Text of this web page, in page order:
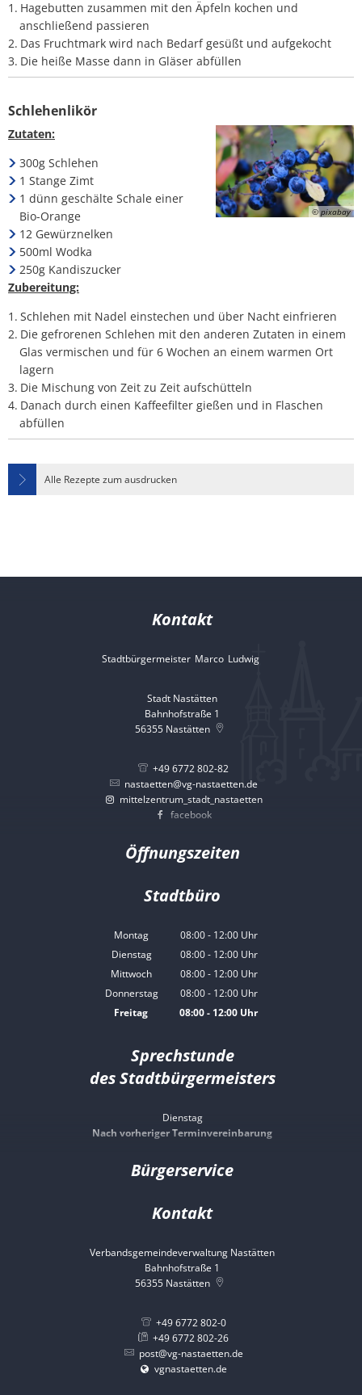
Hagebutten zusammen mit den Äpfeln kochen und
anschließend passieren
Das Fruchtmark wird nach Bedarf gesüßt und aufgekocht
Die heiße Masse dann in Gläser abfüllen
Schlehenlikör
© pixabay
Zutaten:
300g Schlehen
1 Stange Zimt
1 dünn geschälte Schale einer
Bio-Orange
12 Gewürznelken
500ml Wodka
250g Kandiszucker
Zubereitung:
Schlehen mit Nadel einstechen und über Nacht einfrieren
Die gefrorenen Schlehen mit den anderen Zutaten in einem
Glas vermischen und für 6 Wochen an einem warmen Ort
lagern
Die Mischung von Zeit zu Zeit aufschütteln
Danach durch einen Kaffeefilter gießen und in Flaschen
abfüllen
Alle Rezepte zum ausdrucken
Kontakt
Stadtbürgermeister Marco Ludwig
Stadt Nastätten
Bahnhofstraße 1
56355 Nastätten
+49 6772 802-82
nastaetten@vg-nastaetten.de
mittelzentrum_stadt_nastaetten
facebook
Öffnungszeiten
Stadtbüro
Montag 08:00- 12:00Uhr
Von 08:00 bis 12:00 Uhr
Dienstag 08:00- 12:00Uhr
Von 08:00 bis 12:00 Uhr
Mittwoch 08:00- 12:00Uhr
Von 08:00 bis 12:00 Uhr
Donnerstag 08:00- 12:00Uhr
Von 08:00 bis 12:00 Uhr
Freitag 08:00- 12:00 Uhr
Sprechstunde
des Stadtbürgermeisters
Dienstag
Nach vorheriger Terminvereinbarung
Bürgerservice
Kontakt
Verbandsgemeindeverwaltung Nastätten
Bahnhofstraße 1
56355 Nastätten
+49 6772 802-0
+49 6772 802-26
post@vg-nastaetten.de
vgnastaetten.de